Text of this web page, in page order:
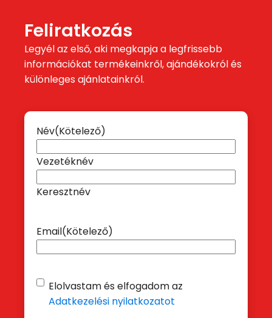
Feliratkozás
Legyél az első, aki megkapja a legfrissebb
információkat termékeinkről, ajándékokról és
különleges ajánlatainkról.
Név(Kötelező)
Vezetéknév
Keresztnév
Email(Kötelező)
Adatvédelem(Kötelező)
Elolvastam és elfogadom az
Adatkezelési nyilatkozatot